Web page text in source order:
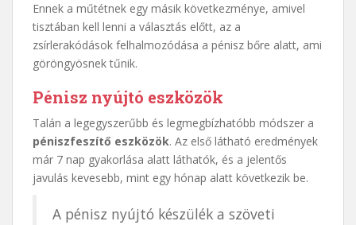
Ennek a műtétnek egy másik következménye, amivel
tisztában kell lenni a választás előtt, az a
zsírlerakódások felhalmozódása a pénisz bőre alatt, ami
göröngyösnek tűnik.
Pénisz nyújtó eszközök
Talán a legegyszerűbb és legmegbízhatóbb módszer a
péniszfeszítő eszközök. Az első látható eredmények
már 7 nap gyakorlása alatt láthatók, és a jelentős
javulás kevesebb, mint egy hónap alatt következik be.
A pénisz nyújtó készülék a szöveti